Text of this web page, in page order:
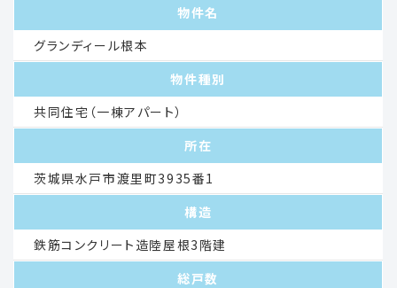
物件名
グランディール根本
物件種別
共同住宅（一棟アパート）
所在
茨城県水戸市渡里町3935番1
構造
鉄筋コンクリート造陸屋根3階建
総戸数